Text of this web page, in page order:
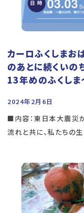
カーロふくしまお
のあとに続くいの
13年めのふくしま
2024年2月6日
■内容：東日本大震災
流れと共に、私たちの生